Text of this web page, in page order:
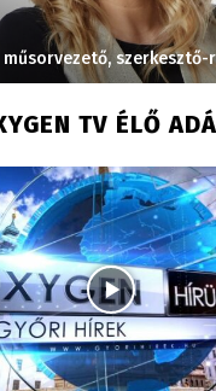
műsorvezető,
TV ÉLŐ